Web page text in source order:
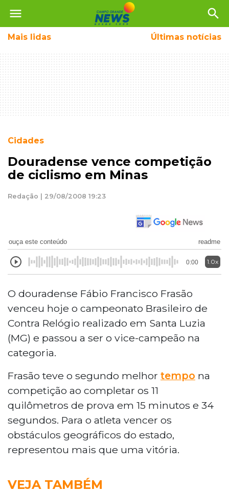
menu search
Mais lidas Últimas notícias
Cidades
Douradense vence competição
de ciclismo em Minas
Redação | 29/08/2008 19:23
ouça este conteúdo readme
0:00 1.0x
O douradense Fábio Francisco Frasão
venceu hoje o campeonato Brasileiro de
Contra Relógio realizado em Santa Luzia
(MG) e passou a ser o vice-campeão na
categoria.
Frasão teve o segundo melhor tempo na
competição ao completar os 11
quilômetros de prova em 15 minutos e 34
segundos. Para o atleta vencer os
obstáculos geográficos do estado,
representou mais que uma vitória.
VEJA TAMBÉM